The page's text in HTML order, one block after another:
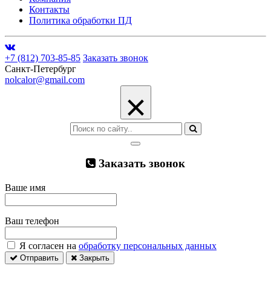
Контакты
Политика обработки ПД
+7 (812) 703-85-85 Заказать звонок
Санкт-Петербург
nolcalor@gmail.com
×
Заказать звонок
Ваше имя
Ваш телефон
Я согласен на обработку персональных данных
Отправить Закрыть